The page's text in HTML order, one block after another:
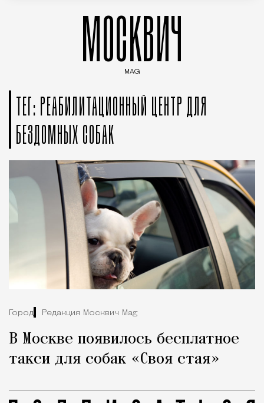
МОСКВИЧ
MAG
ТЕГ: РЕАБИЛИТАЦИОННЫЙ ЦЕНТР ДЛЯ
БЕЗДОМНЫХ СОБАК
Город Редакция Москвич Mag
В Москве появилось бесплатное
такси для собак «Своя стая»